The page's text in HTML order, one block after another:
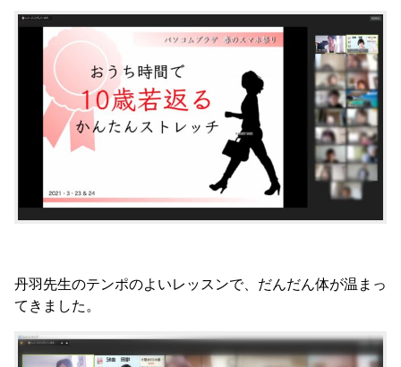
丹羽先生のテンポのよいレッスンで、だんだん体が温まっ
てきました。